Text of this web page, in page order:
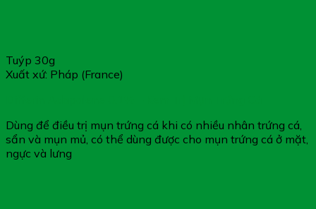
Tuýp 30g
Xuất xứ: Pháp (France)
Dùng để điều trị mụn trứng cá khi có nhiều nhân trứng cá,
sẩn và mụn mủ, có thể dùng được cho mụn trứng cá ở mặt,
ngực và lưng